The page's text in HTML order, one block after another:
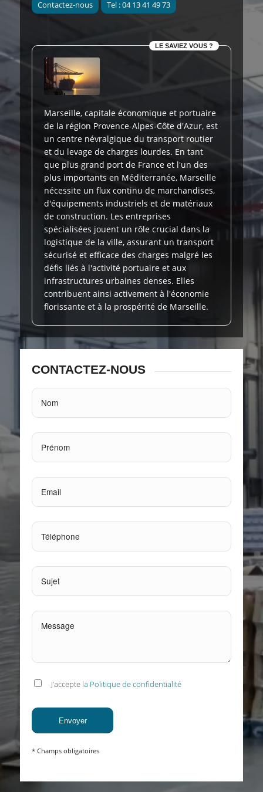
Contactez-nous Tel : 04 13 41 49 73
LE SAVIEZ VOUS ?
Marseille, capitale économique et portuaire
de la région Provence-Alpes-Côte d'Azur, est
un centre névralgique du transport routier
et du levage de charges lourdes. En tant
que plus grand port de France et l'un des
plus importants en Méditerranée, Marseille
nécessite un flux continu de marchandises,
d'équipements industriels et de matériaux
de construction. Les entreprises
spécialisées jouent un rôle crucial dans la
logistique de la ville, assurant un transport
sécurisé et efficace des charges malgré les
défis liés à l'activité portuaire et aux
infrastructures urbaines denses. Elles
contribuent ainsi activement à l'économie
florissante et à la prospérité de Marseille.
CONTACTEZ-NOUS
J’accepte la Politique de confidentialité
* Champs obligatoires